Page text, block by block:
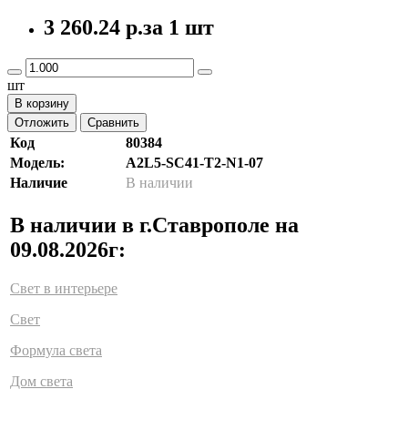
3 260.24 р.за 1 шт
шт
В корзину
Отложить
Сравнить
Код
80384
Модель:
A2L5-SC41-T2-N1-07
Наличие
В наличии
В наличии в г.Ставрополе на
09.08.2026г:
Свет в интерьере
Свет
Формула света
Дом света